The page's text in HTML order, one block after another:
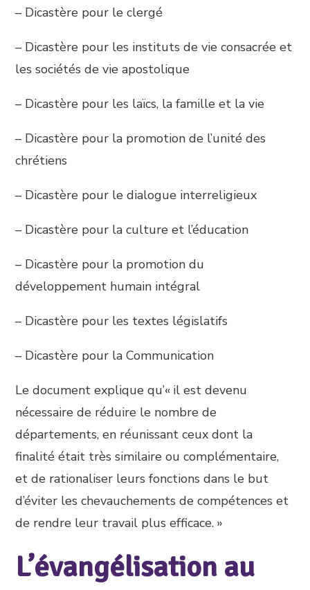
– Dicastère pour le clergé
– Dicastère pour les instituts de vie consacrée et
les sociétés de vie apostolique
– Dicastère pour les laïcs, la famille et la vie
– Dicastère pour la promotion de l’unité des
chrétiens
– Dicastère pour le dialogue interreligieux
– Dicastère pour la culture et l’éducation
– Dicastère pour la promotion du
développement humain intégral
– Dicastère pour les textes législatifs
– Dicastère pour la Communication
Le document explique qu’« il est devenu
nécessaire de réduire le nombre de
départements, en réunissant ceux dont la
finalité était très similaire ou complémentaire,
et de rationaliser leurs fonctions dans le but
d’éviter les chevauchements de compétences et
de rendre leur travail plus efficace. »
L’évangélisation au